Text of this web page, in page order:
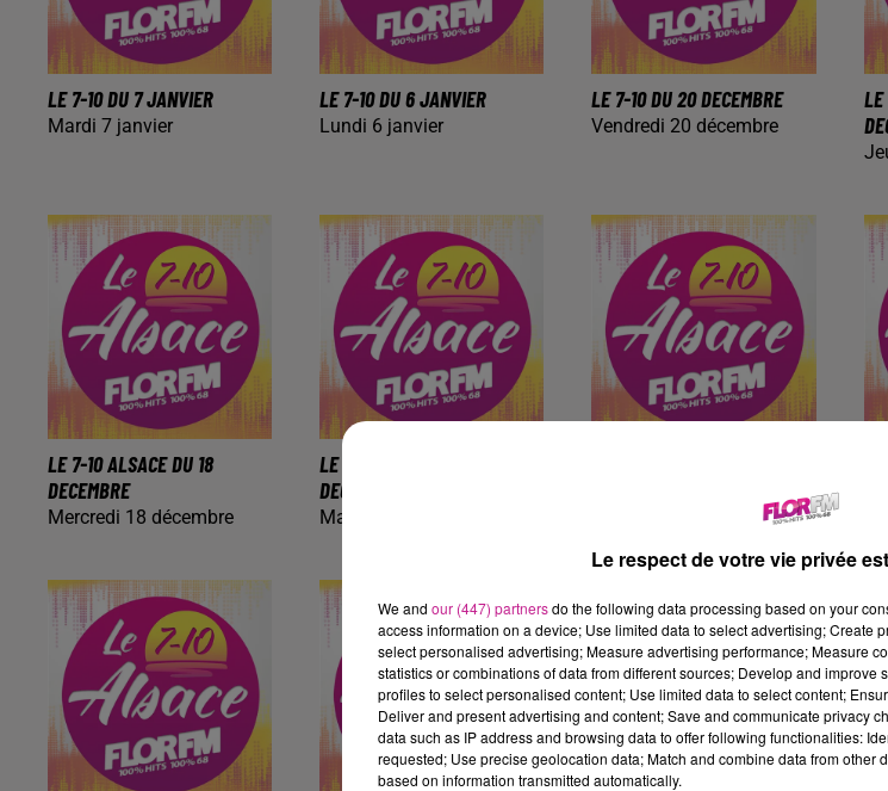
LE 7-10 DU 7 JANVIER
Mardi 7 janvier
LE 7-10 DU 6 JANVIER
Lundi 6 janvier
LE 7-10 DU 20 DECEMBRE
Vendredi 20 décembre
LE
LE 7-10 ALSACE DU 18
DECEMBRE
Mercredi 18 décembre
LE 7-10 ALSACE DU 17
DECEMBRE
Mardi 17 décembre
Le respect de votre vie privée
We and our (447) partnersdo the following data processing based on your
access information on a device; Use limited data to select advertising; Create
select personalised advertising; Measure advertising performance; Measure
statistics or combinations of data from different sources; Develop and
profiles to select personalised content; Use limited data to select content;
Deliver and present advertising and content; Save and communicate privacy
data such as IP address and browsing data to offer following functionalities:
requested; Use precise geolocation data; Match and combine data from other
based on information transmitted automatically.